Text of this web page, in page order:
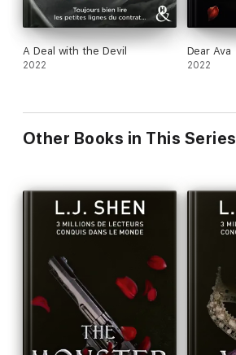
A Deal with the Devil
2022
Dear Ava
2022
Other Books in This Series